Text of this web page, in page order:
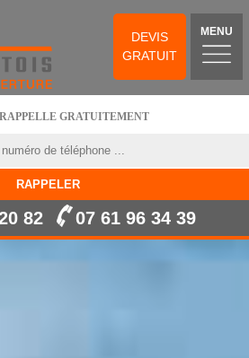
DEVIS
GRATUIT
MENU
GRATUITEMENT
82 07 61 96 34 39